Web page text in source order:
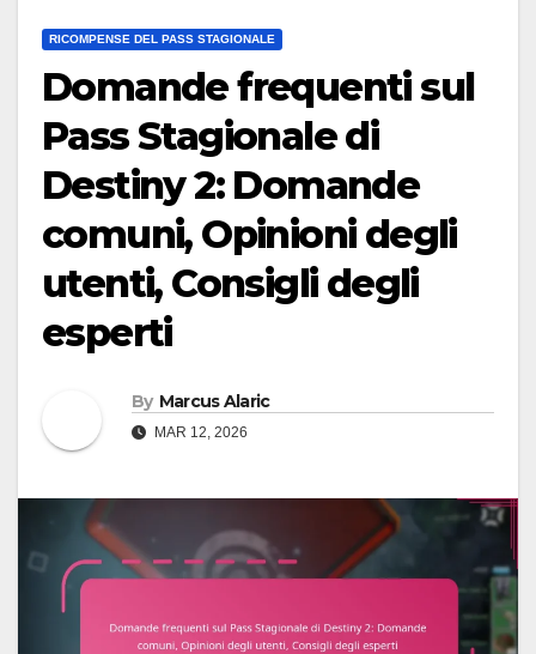
RICOMPENSE DEL PASS STAGIONALE
Domande frequenti sul
Pass Stagionale di
Destiny 2: Domande
comuni, Opinioni degli
utenti, Consigli degli
esperti
By Marcus Alaric
MAR 12, 2026